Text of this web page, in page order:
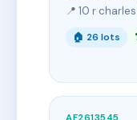
📍 10 r
🏠 26 lots